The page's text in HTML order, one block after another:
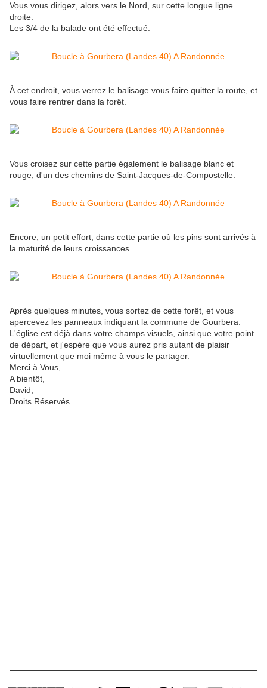
Vous vous dirigez, alors vers le Nord, sur cette longue ligne
droite.
Les 3/4 de la balade ont été effectué.
À cet endroit, vous verrez le balisage vous faire quitter la route, et
vous faire rentrer dans la forêt.
Vous croisez sur cette partie également le balisage blanc et
rouge, d'un des chemins de Saint-Jacques-de-Compostelle.
Encore, un petit effort, dans cette partie où les pins sont arrivés à
la maturité de leurs croissances.
Après quelques minutes, vous sortez de cette forêt, et vous
apercevez les panneaux indiquant la commune de Gourbera.
L'église est déjà dans votre champs visuels, ainsi que votre point
de départ, et j'espère que vous aurez pris autant de plaisir
virtuellement que moi même à vous le partager.
Merci à Vous,
A bientôt,
David,
Droits Réservés.